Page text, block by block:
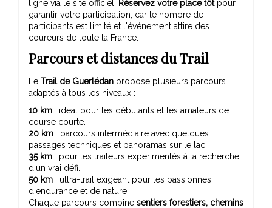
ligne via le site officiel. Réservez votre place tôtpour
garantir votre participation, car le nombre de
participants est limité et l'événement attire des
coureurs de toute la France.
Parcours et distances du Trail
Le Trail de Guerlédan propose plusieurs parcours
adaptés à tous les niveaux :
10 km : idéal pour les débutants et les amateurs de
course courte.
20 km : parcours intermédiaire avec quelques
passages techniques et panoramas sur le lac.
35 km : pour les traileurs expérimentés à la recherche
d'un vrai défi.
50 km : ultra-trail exigeant pour les passionnés
d'endurance et de nature.
Chaque parcours combine sentiers forestiers, chemins